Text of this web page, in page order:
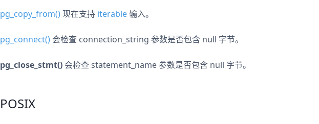
pg_copy_from()现在支持 iterable输入。
pg_connect() 会检查 connection_string 参数是否包含 null 字节。
pg_close_stmt() 会检查 statement_name 参数是否包含 null 字节。
POSIX